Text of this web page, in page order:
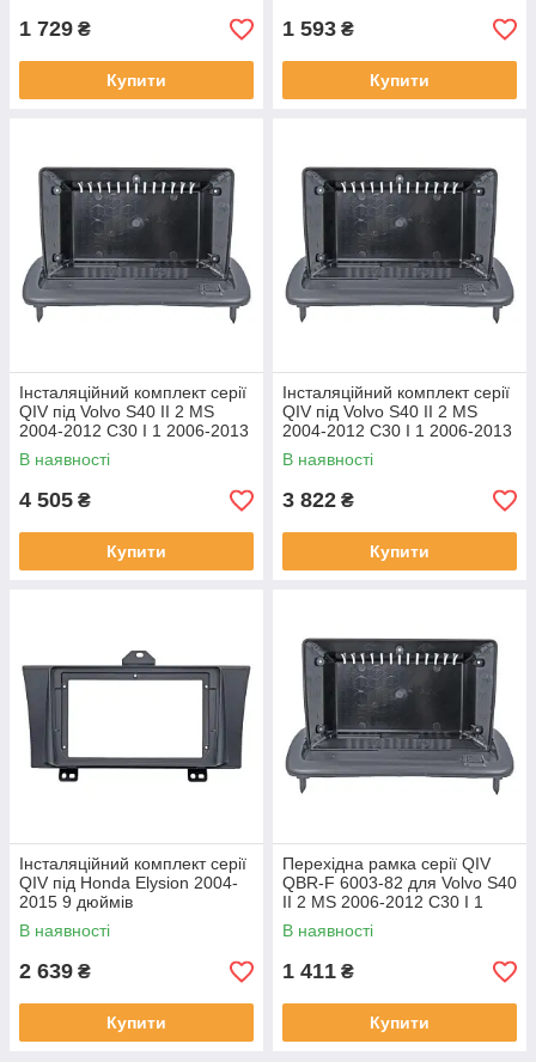
1 729 ₴
Купити
1 593 ₴
Купити
Інсталяційний комплект серії
QIV під Volvo S40 II 2 MS
2004-2012 C30 I 1 2006-2013
C70 II 2 2005-2013 (W1) 9
В наявності
4 505 ₴
Купити
Інсталяційний комплект серії
QIV під Volvo S40 II 2 MS
2004-2012 C30 I 1 2006-2013
C70 II 2 2005-2013 (W2) 9
В наявності
3 822 ₴
Купити
Інсталяційний комплект серії
QIV під Honda Elysion 2004-
2015 9 дюймів
В наявності
2 639 ₴
Купити
Перехідна рамка серії QIV
QBR-F 6003-82 для Volvo S40
II 2 MS 2006-2012 C30 I 1
2006-2013 C70 II 2 2004-2010
9 дюймів
В наявності
1 411 ₴
Купити